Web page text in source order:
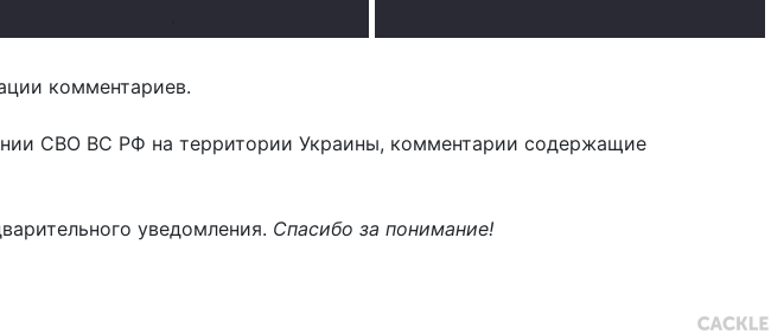
комментариев.
СВО ВС РФ на территории Украины, комментарии содержащие
уведомления. Спасибо за понимание!